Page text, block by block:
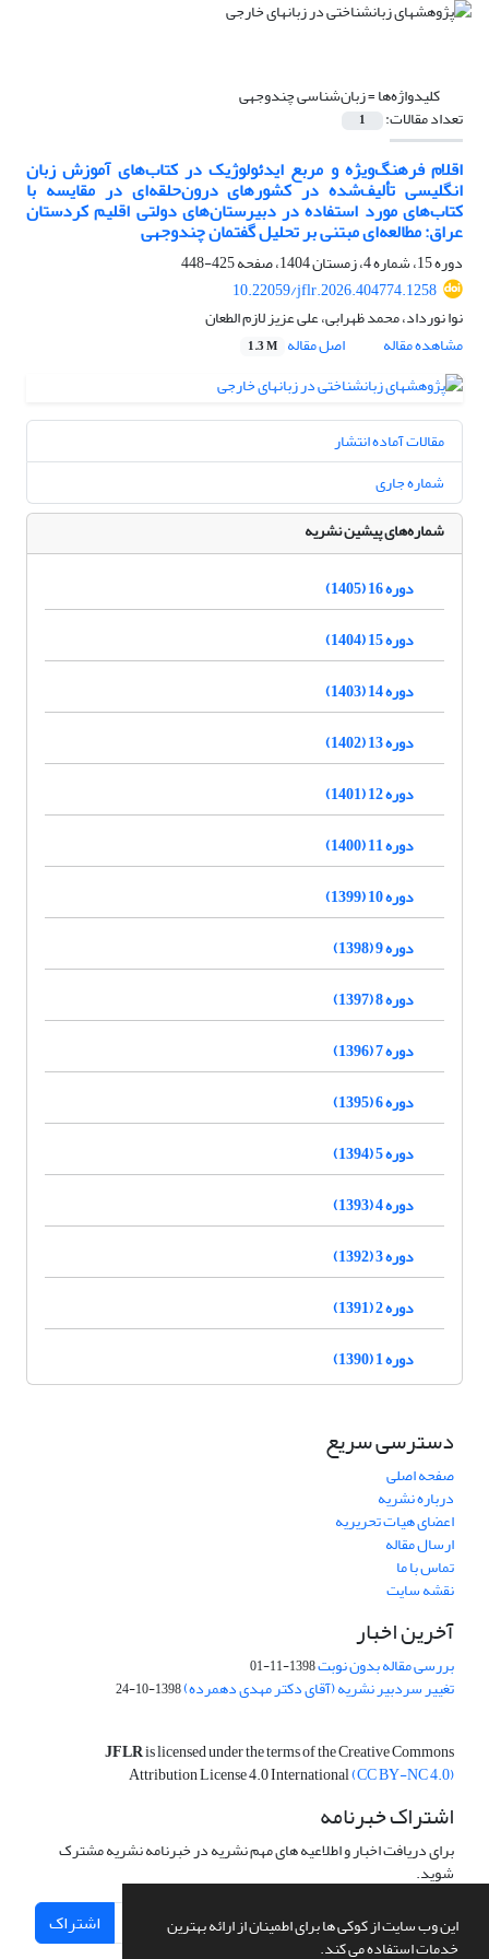
این وب سایت از کوکی ها برای اطمینان از ارائه بهترین
خدمات استفاده می کند.
کلیدواژه‌ها =زبان‌شناسی چندوجهی
تعداد مقالات: 1
اقلام فرهنگ‌ویژه و مربع ایدئولوژیک در کتاب‌های آموزش زبان
انگلیسی تألیف‌شده در کشورهای درون‌حلقه‌ای در مقایسه با
کتاب‌های مورد استفاده در دبیرستان‌های دولتی اقلیم کردستان
عراق: مطالعه‌ای مبتنی بر تحلیل گفتمان چندوجهی
دوره 15، شماره 4، زمستان 1404، صفحه
425-448
10.22059/jflr.2026.404774.1258
نوا نورداد، محمد ظهرابی، علی عزیز لازم الطعان
مشاهده مقاله
اصل مقاله 1.3 M
مقالات آماده انتشار
شماره جاری
شماره‌های پیشین نشریه
دوره 16 (1405)
دوره 15 (1404)
دوره 14 (1403)
دوره 13 (1402)
دوره 12 (1401)
دوره 11 (1400)
دوره 10 (1399)
دوره 9 (1398)
دوره 8 (1397)
دوره 7 (1396)
دوره 6 (1395)
دوره 5 (1394)
دوره 4 (1393)
دوره 3 (1392)
دوره 2 (1391)
دوره 1 (1390)
دسترسی سریع
صفحه اصلی
درباره نشریه
اعضای هیات تحریریه
ارسال مقاله
تماس با ما
نقشه سایت
آخرین اخبار
بررسی مقاله بدون نوبت1398-11-01
تغییر سردبیر نشریه (آقای دکتر مهدی دهمرده)1398-10-24
JFLRis licensed under the terms of the Creative Commons
Attribution License 4.0 International(CC BY-NC 4.0)
اشتراک خبرنامه
برای دریافت اخبار و اطلاعیه های مهم نشریه در خبرنامه نشریه مشترک
شوید.
اشتراک